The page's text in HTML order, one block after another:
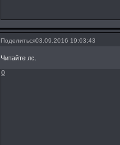
Поделиться03.09.2016 19:03:43
Читайте лс.
0